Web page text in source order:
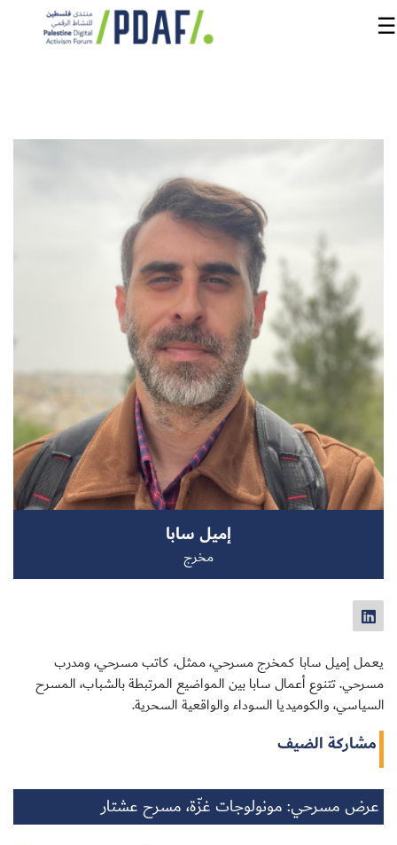
مدربون
ومتحدثون
سنوات
سابقة
سجل الآن
☰
إميل سابا
مخرج
يعمل إميل سابا كمخرج مسرحي، ممثل، كاتب مسرحي، ومدرب
مسرحي. تتنوع أعمال سابا بين المواضيع المرتبطة بالشباب، المسرح
السياسي، والكوميديا السوداء والواقعية السحرية.
مشاركة الضيف
عرض مسرحي: مونولوجات غزّة، مسرح عشتار